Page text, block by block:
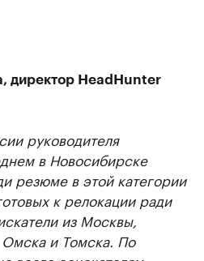
директор HeadHunter
руководителя
в Новосибирске
резюме в этой категории
к релокации ради
из Москвы,
и Томска. По